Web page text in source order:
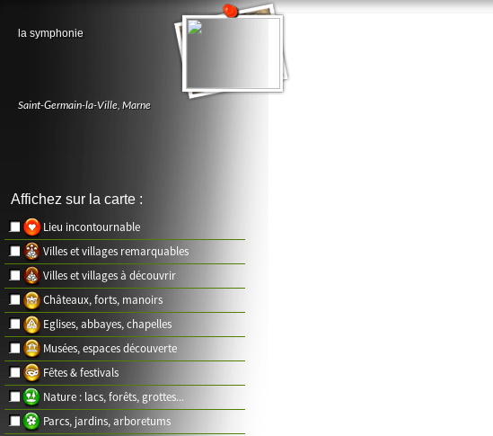
la symphonie
Saint-Germain-la-Ville, Marne
Affichez sur la carte :
Lieu incontournable
Villes et villages remarquables
Villes et villages à découvrir
Châteaux, forts, manoirs
Eglises, abbayes, chapelles
Musées, espaces découverte
Fêtes & festivals
Nature : lacs, forêts, grottes...
Parcs, jardins, arboretums